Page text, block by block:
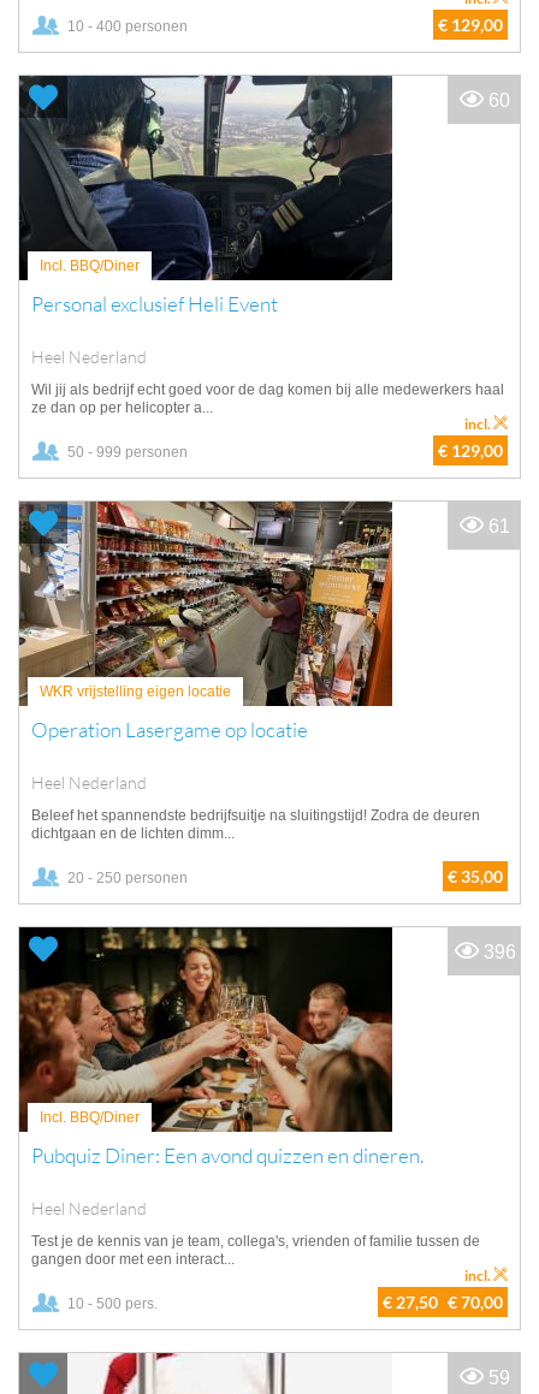
10 - 400 personen € 129,00
Incl. BBQ/Diner
Personal exclusief Heli Event
Heel Nederland
Wil jij als bedrijf echt goed voor de dag komen bij alle medewerkers haal
ze dan op per helicopter a...
50 - 999 personen € 129,00
incl.
60
WKR vrijstelling eigen locatie
Operation Lasergame op locatie
Heel Nederland
Beleef het spannendste bedrijfsuitje na sluitingstijd! Zodra de deuren
dichtgaan en de lichten dimm...
20 - 250 personen € 35,00
61
Incl. BBQ/Diner
Pubquiz Diner: Een avond quizzen en dineren.
Heel Nederland
Test je de kennis van je team, collega's, vrienden of familie tussen de
gangen door met een interact...
10 - 500 pers. € 27,50 € 70,00
incl.
396
59